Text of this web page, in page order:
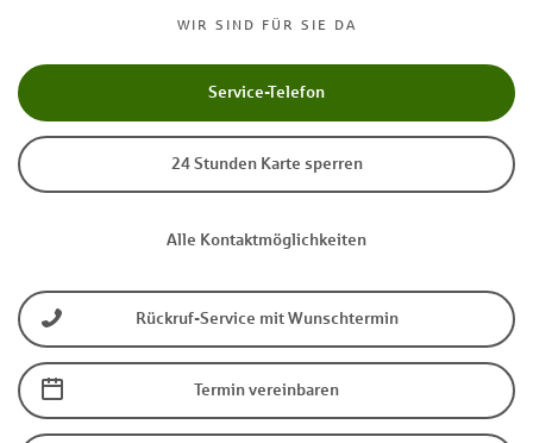
WIR SIND FÜR SIE DA
Service-Telefon
24 Stunden Karte sperren
Alle Kontaktmöglichkeiten
Rückruf-Service mit Wunschtermin
Termin vereinbaren